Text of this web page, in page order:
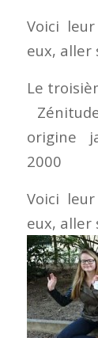
Voici
eux, aller
Le
origine
2000
Voici
eux, aller